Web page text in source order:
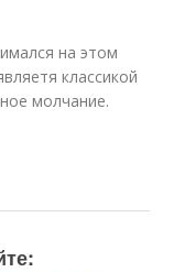
на этом
классикой
молчание.